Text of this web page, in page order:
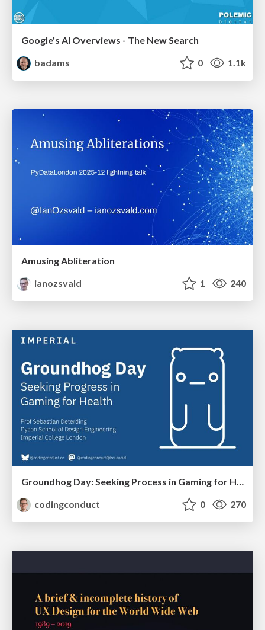
Google's AI Overviews - The New Search
badams
0 1.1k
Amusing Abliteration
ianozsvald
1 240
codingconduct
0 270